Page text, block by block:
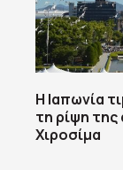
Η Ιαπωνία
τη ρίψη
Χιροσίμα